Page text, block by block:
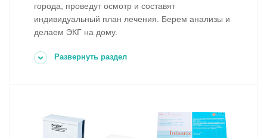
города, проведут осмотр и составят
индивидуальный план лечения. Берем анализы и
делаем ЭКГ на дому.
Развернуть раздел